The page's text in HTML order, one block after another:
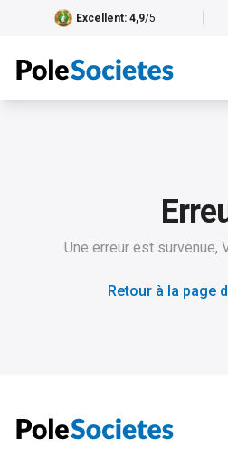
Excellent: 4,9/5
Une erreur est survenue,
Retour à la page